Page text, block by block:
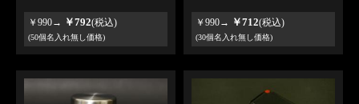
￥990→ ￥792(税込)
(50個名入れ無し価格)
￥990→ ￥712(税込)
(30個名入れ無し価格)